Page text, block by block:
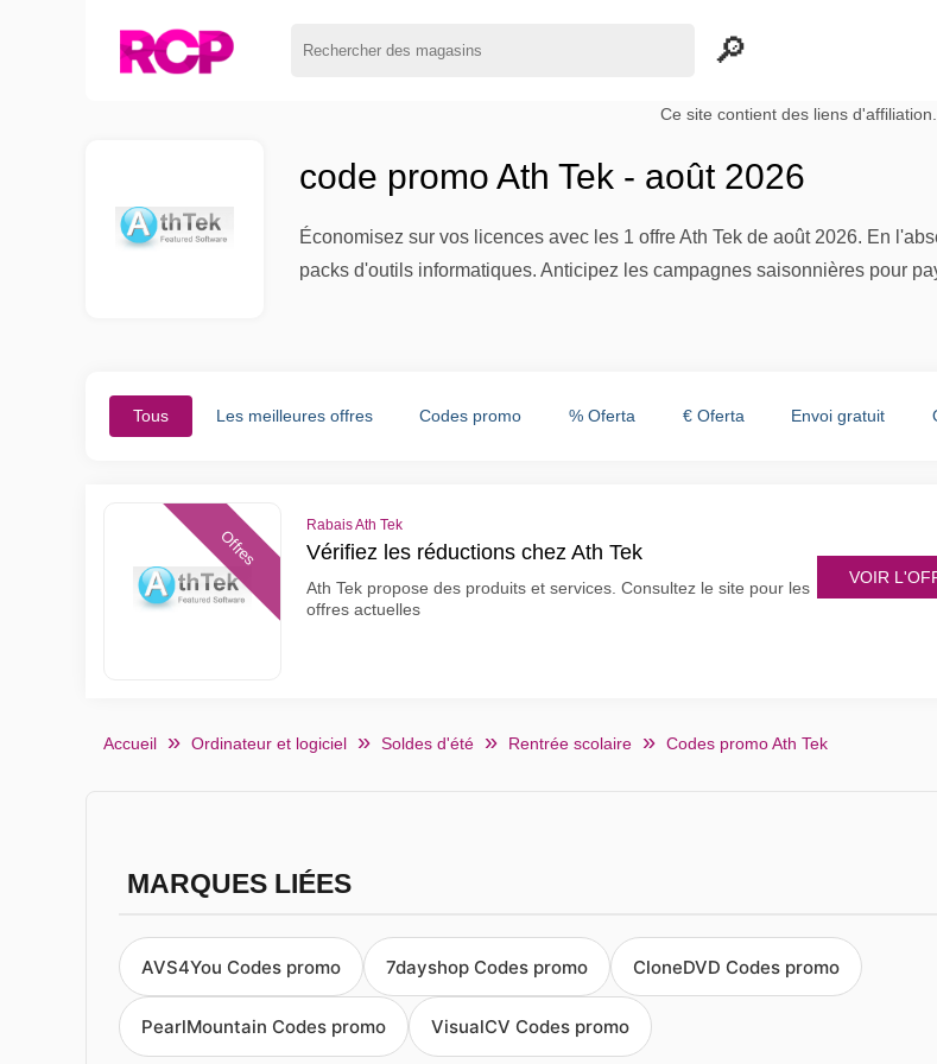
Ce site contient des liens d'affiliation.
code promo Ath Tek - août 2026
Économisez sur vos licences avec les 1 offre Ath Tek de août 2026. En
packs d'outils informatiques. Anticipez les campagnes saisonnières pour
Tous Les meilleures offres Codes promo % Oferta € Oferta Envoi gratuit
Offres
Rabais Ath Tek
Vérifiez les réductions chez Ath Tek
Ath Tek propose des produits et services. Consultez le site pour les
offres actuelles
VOIR
Accueil Ordinateur et logiciel Soldes d'été Rentrée scolaire Codes promo Ath Tek
MARQUES LIÉES
AVS4You Codes promo 7dayshop Codes promo CloneDVD Codes promo
PearlMountain Codes promo VisualCV Codes promo